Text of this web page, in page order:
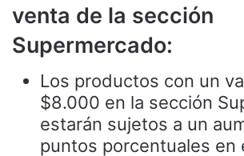
venta de la sección
Supermercado:
Los productos con un
$8.000 en la sección
estarán sujetos a un
puntos porcentuales en